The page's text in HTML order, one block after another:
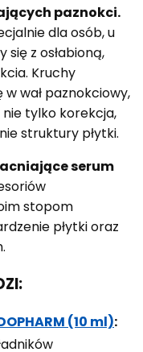
paznokci.
dla osób, u
z osłabioną,
Kruchy
wał paznokciowy,
tylko korekcja,
struktury płytki.
serum
stopom
płytki oraz
(10 ml):